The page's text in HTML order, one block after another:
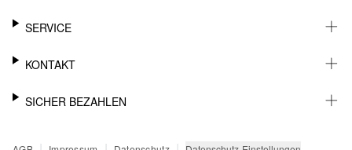
KARRIERE
BARRIEREFREIHEIT
SERVICE
WHATSAPP
MEIN KONTO
KONTAKT
SUPPORT
SICHER BEZAHLEN